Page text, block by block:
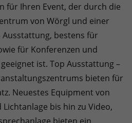
für Ihren Event, der durch die
von Wörgl und einer
bestens für
für Konferenzen und
ist. Top Ausstattung –
bieten für
Neuestes Equipment von
bis hin zu Video,